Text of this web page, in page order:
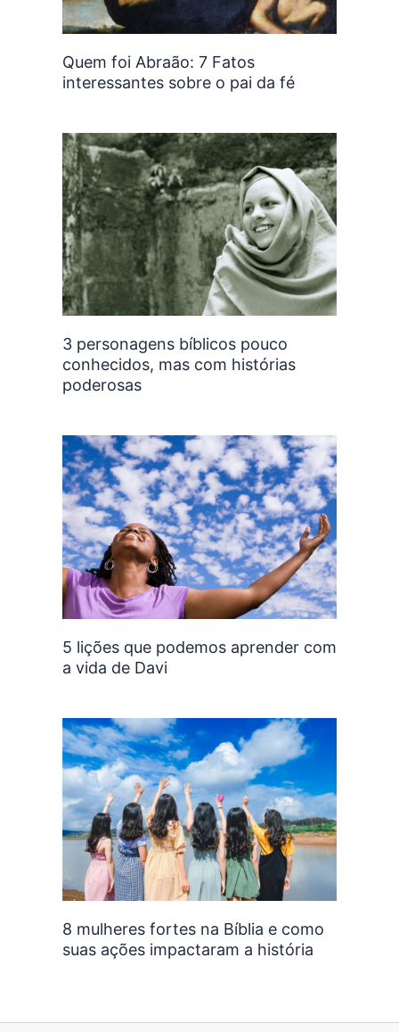
Quem foi Abraão: 7 Fatos
interessantes sobre o pai da fé
3 personagens bíblicos pouco
conhecidos, mas com histórias
poderosas
5 lições que podemos aprender com
a vida de Davi
8 mulheres fortes na Bíblia e como
suas ações impactaram a história